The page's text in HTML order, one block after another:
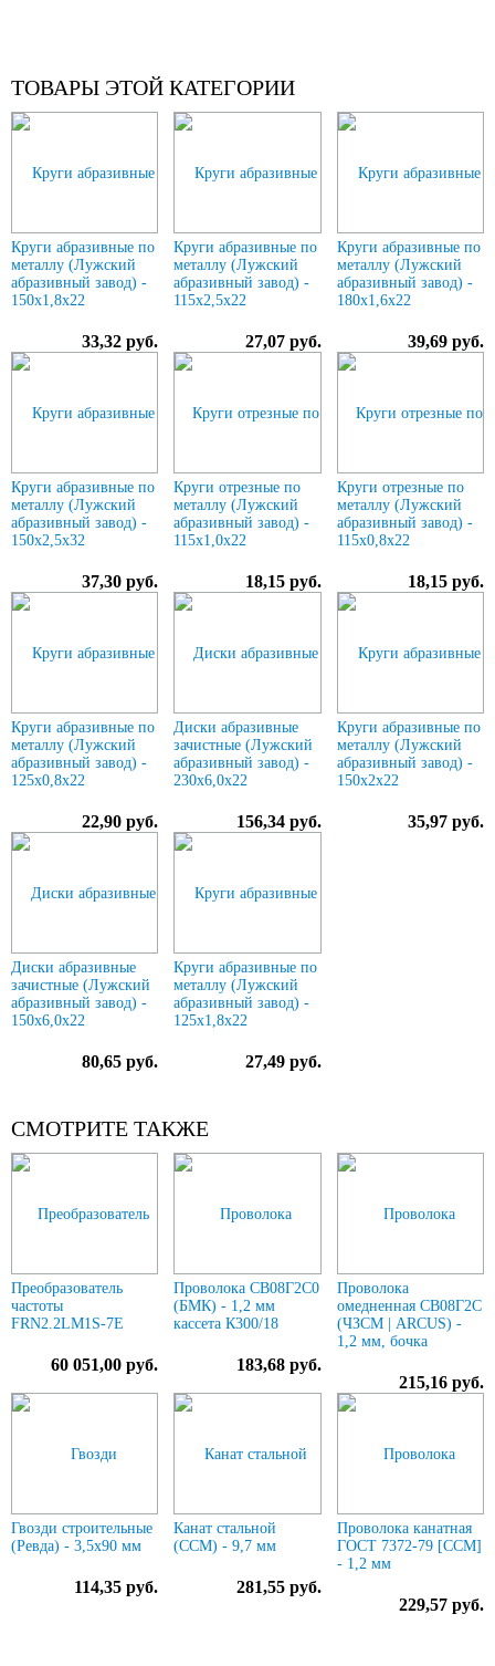
ТОВАРЫ ЭТОЙ КАТЕГОРИИ
Круги абразивные по
металлу (Лужский
абразивный завод) -
150х1,8х22
33,32 руб.
Круги абразивные по
металлу (Лужский
абразивный завод) -
115х2,5х22
27,07 руб.
Круги абразивные по
металлу (Лужский
абразивный завод) -
180х1,6х22
39,69 руб.
Круги абразивные по
металлу (Лужский
абразивный завод) -
150х2,5х32
37,30 руб.
Круги отрезные по
металлу (Лужский
абразивный завод) -
115х1,0х22
18,15 руб.
Круги отрезные по
металлу (Лужский
абразивный завод) -
115х0,8х22
18,15 руб.
Круги абразивные по
металлу (Лужский
абразивный завод) -
125х0,8х22
22,90 руб.
Диски абразивные
зачистные (Лужский
абразивный завод) -
230х6,0х22
156,34 руб.
Круги абразивные по
металлу (Лужский
абразивный завод) -
150х2х22
35,97 руб.
Диски абразивные
зачистные (Лужский
абразивный завод) -
150х6,0х22
80,65 руб.
Круги абразивные по
металлу (Лужский
абразивный завод) -
125х1,8х22
27,49 руб.
СМОТРИТЕ ТАКЖЕ
Преобразователь
частоты
FRN2.2LM1S-7E
60 051,00 руб.
Проволока СВ08Г2С0
(БМК) - 1,2 мм
кассета К300/18
183,68 руб.
Проволока
омедненная СВ08Г2С
(ЧЗСМ | ARCUS) -
1,2 мм, бочка
215,16 руб.
Гвозди строительные
(Ревда) - 3,5х90 мм
114,35 руб.
Канат стальной
(ССМ) - 9,7 мм
281,55 руб.
Проволока канатная
ГОСТ 7372-79 [ССМ]
- 1,2 мм
229,57 руб.